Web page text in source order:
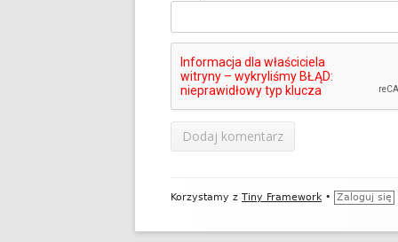
Zawartość
Korzystamy z Tiny Framework • Zaloguj się